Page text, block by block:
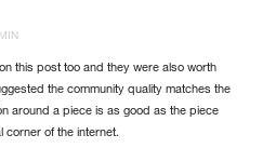
this post too and they were also worth
the community quality matches the
around a piece is as good as the piece
corner of the internet.